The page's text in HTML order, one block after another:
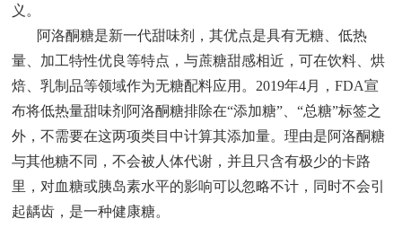
义。
阿洛酮糖是新一代甜味剂，其优点是具有无糖、低热
量、加工特性优良等特点，与蔗糖甜感相近，可在饮料、烘
焙、乳制品等领域作为无糖配料应用。2019年4月，FDA宣
布将低热量甜味剂阿洛酮糖排除在“添加糖”、“总糖”标签之
外，不需要在这两项类目中计算其添加量。理由是阿洛酮糖
与其他糖不同，不会被人体代谢，并且只含有极少的卡路
里，对血糖或胰岛素水平的影响可以忽略不计，同时不会引
起龋齿，是一种健康糖。